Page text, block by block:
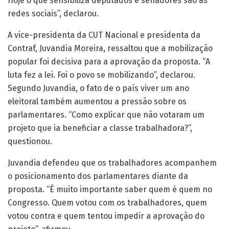
redes sociais”, declarou.
A vice-presidenta da CUT Nacional e presidenta da
Contraf, Juvandia Moreira, ressaltou que a mobilização
popular foi decisiva para a aprovação da proposta. “A
luta fez a lei. Foi o povo se mobilizando”, declarou.
Segundo Juvandia, o fato de o país viver um ano
eleitoral também aumentou a pressão sobre os
parlamentares. “Como explicar que não votaram um
projeto que ia beneficiar a classe trabalhadora?”,
questionou.
Juvandia defendeu que os trabalhadores acompanhem
o posicionamento dos parlamentares diante da
proposta. “É muito importante saber quem é quem no
Congresso. Quem votou com os trabalhadores, quem
votou contra e quem tentou impedir a aprovação do